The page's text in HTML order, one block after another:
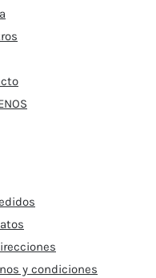
y condiciones